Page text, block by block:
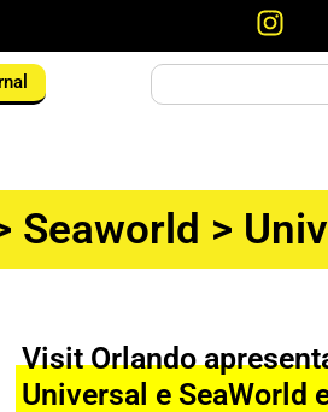
Seaworld >
Visit Orlando
Universal e SeaWorld